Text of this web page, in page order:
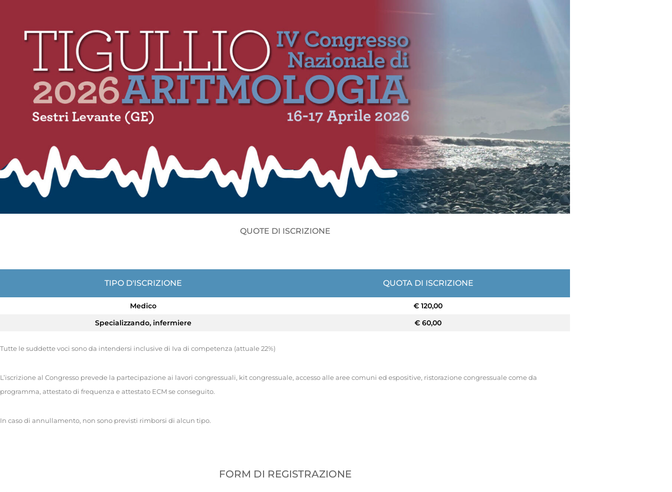
QUOTE DI ISCRIZIONE
TIPO D'ISCRIZIONE QUOTA DI ISCRIZIONE
Medico
€ 120,00
Specializzando, infermiere
€ 60,00
Tutte le suddette voci sono da intendersi inclusive di Iva di competenza (attuale 22%)
L’iscrizione al Congresso prevede la partecipazione ai lavori congressuali, kit congressuale, accesso alle aree comuni ed espositive, ristorazione congressuale come da
programma, attestato di frequenza e attestato ECM se conseguito.
In caso di annullamento, non sono previsti rimborsi di alcun tipo.
FORM DI REGISTRAZIONE